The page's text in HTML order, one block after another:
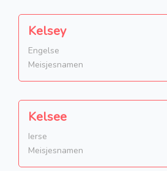
Kelsey
Engelse
Meisjesnamen
Kelsee
Ierse
Meisjesnamen